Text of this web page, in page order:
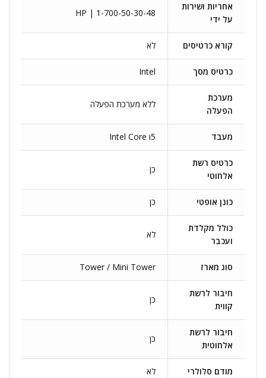
אחריות ושירות
על ידי
HP | 1-700-50-30-48
קורא כרטיסים לא
כרטיס מסך Intel
מערכת
הפעלה
ללא מערכת הפעלה
מעבד Intel Core i5
כרטיס רשת
אלחוטי
כן
כונן אופטי כן
כולל מקלדת
ועכבר
לא
סוג מארז Tower / Mini Tower
חיבור לרשת
קווית
כן
חיבור לרשת
אלחוטית
כן
מודם סלולרי לא